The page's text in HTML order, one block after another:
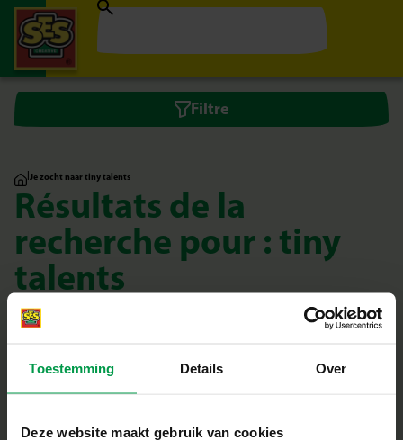
Toestemming Details Over
Deze website maakt gebruik van cookies
Filtre
|Je zocht naar tiny talents
Résultats de la
recherche pour : tiny
talents
3